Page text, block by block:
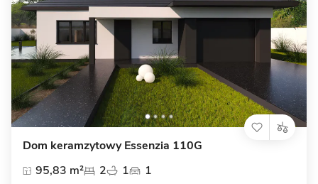
Dom keramzytowy Essenzia 110G
95,83 m²
2 1 1